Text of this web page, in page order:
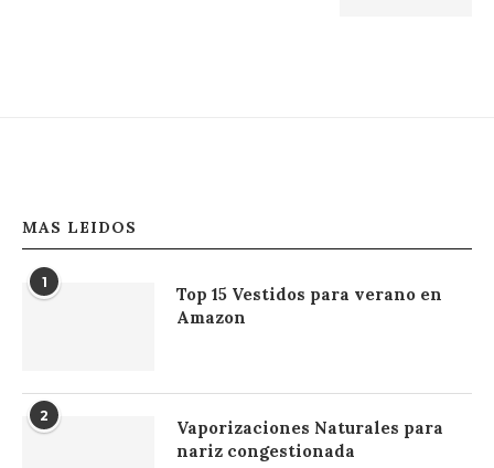
MAS LEIDOS
1
Top 15 Vestidos para verano en
Amazon
2
Vaporizaciones Naturales para
nariz congestionada